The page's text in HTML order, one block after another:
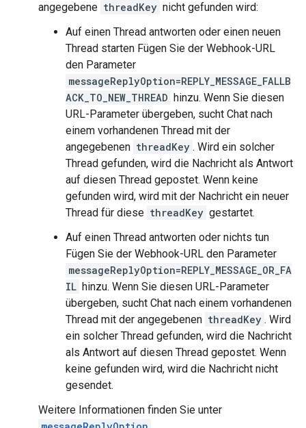
angegebene threadKey nicht gefunden wird:
Auf einen Thread antworten oder einen neuen
Thread starten Fügen Sie der Webhook-URL
den Parameter
messageReplyOption=REPLY_MESSAGE_FALLB
ACK_TO_NEW_THREAD hinzu. Wenn Sie diesen
URL-Parameter übergeben, sucht Chat nach
einem vorhandenen Thread mit der
angegebenen threadKey . Wird ein solcher
Thread gefunden, wird die Nachricht als Antwort
auf diesen Thread gepostet. Wenn keine
gefunden wird, wird mit der Nachricht ein neuer
Thread für diese threadKey gestartet.
Auf einen Thread antworten oder nichts tun
Fügen Sie der Webhook-URL den Parameter
messageReplyOption=REPLY_MESSAGE_OR_FA
IL hinzu. Wenn Sie diesen URL-Parameter
übergeben, sucht Chat nach einem vorhandenen
Thread mit der angegebenen threadKey . Wird
ein solcher Thread gefunden, wird die Nachricht
als Antwort auf diesen Thread gepostet. Wenn
keine gefunden wird, wird die Nachricht nicht
gesendet.
Weitere Informationen finden Sie unter